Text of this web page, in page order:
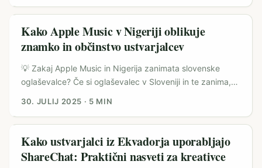
Luksemburg ima svojo mikro-nicho in publiko, ki je lahko
zelo dragocena za kampanje, posebej če želite doseči
francosko‑in‑nemško govoreče gledalce, izobraženo
urbano publiko in expat skupnosti. Zakaj se danes splača
iskati ustvarjalce ravno tam? Ker se globalni streaming
premika proti lokalnim ambasadorjem vsebin: platforme
kako Netflixove tuje serije pobirajo nagrade — to krepi
povpraševanje po lokalnih mnenjih in analizah). Hkrati
pogosto višji in bolj iskreni — zaradi manjših skupnosti so
komentarji in delitve bolj opazni. ...
Kako Apple Music v Nigeriji oblikuje
znamko in občinstvo ustvarjalcev
💡 Zakaj Apple Music in Nigerija zanimata slovenske
oglaševalce? Če si oglaševalec v Sloveniji in te zanima,
kot je Nigerija. Apple Music tam ni le platforma za
poslušanje glasbe, ampak tudi orodje, ki ustvarjalcem
omogoča, da zgradijo svojo osebno znamko in razumejo
svojo publiko. ...
30. JULIJ 2025 · 5 MIN
Kako ustvarjalci iz Ekvadorja uporabljajo
ShareChat: Praktični nasveti za kreativce